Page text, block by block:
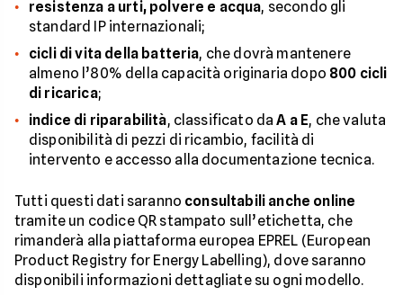
resistenza a urti, polvere e acqua, secondo gli
standard IP internazionali;
cicli di vita della batteria, che dovrà mantenere
almeno l’80% della capacità originaria dopo 800 cicli
di ricarica;
indice di riparabilità, classificato daA a E, che valuta
disponibilità di pezzi di ricambio, facilità di
intervento e accesso alla documentazione tecnica.
Tutti questi dati saranno consultabili anche online
tramite un codice QR stampato sull’etichetta, che
rimanderà alla piattaforma europea EPREL (European
Product Registry for Energy Labelling), dove saranno
disponibili informazioni dettagliate su ogni modello.